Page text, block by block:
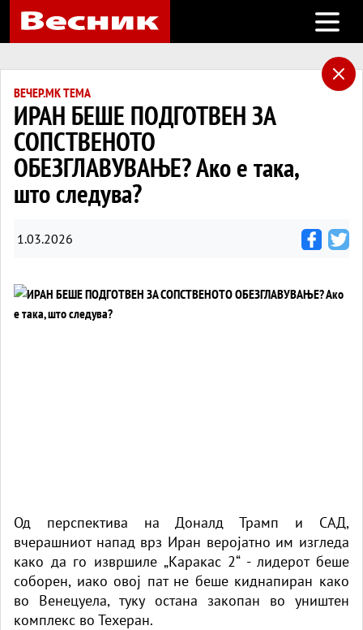
Open
ВЕЧЕР.МК ТЕМА
ИРАН БЕШЕ ПОДГОТВЕН ЗА
СОПСТВЕНОТО
ОБЕЗГЛАВУВАЊЕ? Ако е така,
што следува?
1.03.2026
Од перспектива на Доналд Трамп и САД,
вчерашниот напад врз Иран веројатно им изгледа
како да го извршиле „Каракас 2“ - лидерот беше
соборен, иако овој пат не беше киднапиран како
во Венецуела, туку остана закопан во уништен
комплекс во Техеран.